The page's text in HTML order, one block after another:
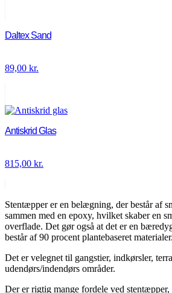
Daltex Sand
89,00 kr.
Antiskrid Glas
815,00 kr.
Stentæpper er en belægning, der består af
sammen med en epoxy, hvilket skaber en
overflade. Det gør også at det er en
består af 90 procent plantebaseret materialer.
Det er velegnet til gangstier, indkørsler,
udendørs/indendørs områder.
Der er rigtig mange fordele ved